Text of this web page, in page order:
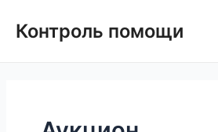
Контроль помощи